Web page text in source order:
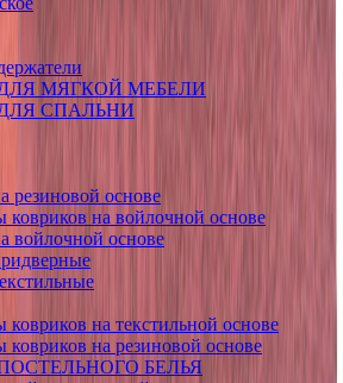
МЯГКОЙ МЕБЕЛИ
СПАЛЬНИ
резиновой основе
ковриков на войлочной основе
войлочной основе
ковриков на текстильной основе
ковриков на резиновой основе
БЕЛЬЯ